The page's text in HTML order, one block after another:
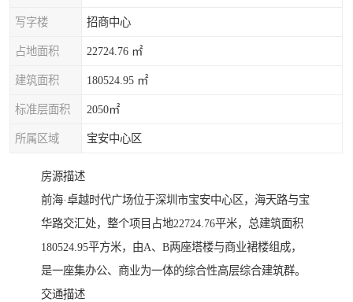
写字楼 招商中心
占地面积 22724.76 ㎡
建筑面积 180524.95 ㎡
标准层面积 2050㎡
所属区域 宝安中心区
房源描述
前海·卓越时代广场位于深圳市宝安中心区，海天路与宝
华路交汇处，整个项目占地22724.76平米，总建筑面积
180524.95平方米，由A、B两座塔楼与商业裙楼组成，
是一座集办公、商业为一体的综合性高层综合建筑群。
交通描述
龙华观澜